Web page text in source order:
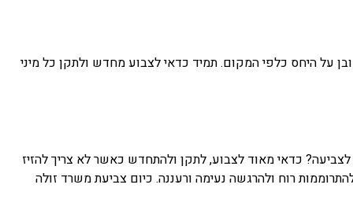
על היחס כלפי המקום. תמיד כדאי לצבוע מחדש ולתקן כל מיני
כדאי מאוד לצבוע, לתקן ולהתחדש כאשר לא צריך להזיז
רוח ולהרגשה נעימה ורעננה. כיום צביעת משרד זולה